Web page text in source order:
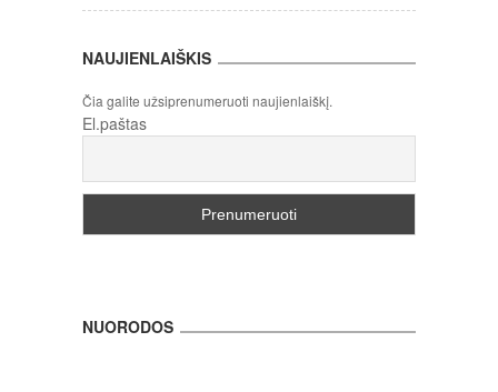
NAUJIENLAIŠKIS
Čia galite užsiprenumeruoti naujienlaiškį.
El.paštas
NUORODOS